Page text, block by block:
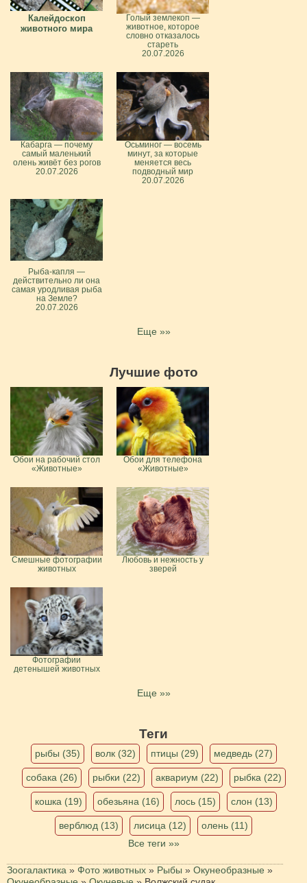
Калейдоскоп
животного мира
Голый землекоп —
животное, которое
словно отказалось
стареть
20.07.2026
Кабарга — почему
самый маленький
олень живёт без рогов
20.07.2026
Осьминог — восемь
минут, за которые
меняется весь
подводный мир
20.07.2026
Рыба-капля —
действительно ли она
самая уродливая рыба
на Земле?
20.07.2026
Еще »»
Лучшие фото
Обои на рабочий стол
«Животные»
Обои для телефона
«Животные»
Смешные фотографии
животных
Любовь и нежность у
зверей
Фотографии
детенышей животных
Еще »»
Теги
рыбы (35) волк (32) птицы (29) медведь (27)
собака (26) рыбки (22) аквариум (22) рыбка (22)
кошка (19) обезьяна (16) лось (15) слон (13)
верблюд (13) лисица (12)
олень (11)
Все теги »»
Зоогалактика » Фото животных » Рыбы » Окунеобразные »